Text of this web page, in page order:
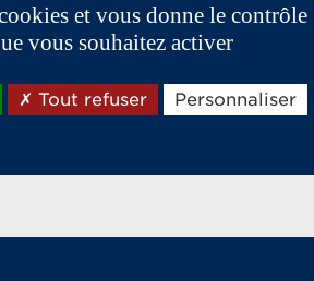
groupe Aixam,
et vous donne le contrôle
vous souhaitez activer
Tout refuser Personnaliser